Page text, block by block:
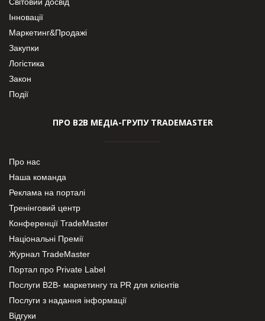
Інновації
Маркетинг&Продажі
Закупки
Логістика
Закон
Події
ПРО В2В МЕДІА-ГРУПУ TRADEMASTER
Про нас
Наша команда
Реклама на порталі
Тренінговий центр
Конференції TradeMaster
Національні Премії
Журнал TradeMaster
Портал про Private Label
Послуги В2В- маркетингу та PR для клієнтів
Послуги з надання інформації
Відгуки